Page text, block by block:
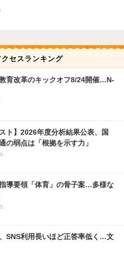
セスランキング
育改革のキックオフ8/24開催…N-
ト】2026年度分析結果公表、国
の弱点は「根拠を示す力」
導要領「体育」の骨子案…多様な
SNS利用長いほど正答率低く…文